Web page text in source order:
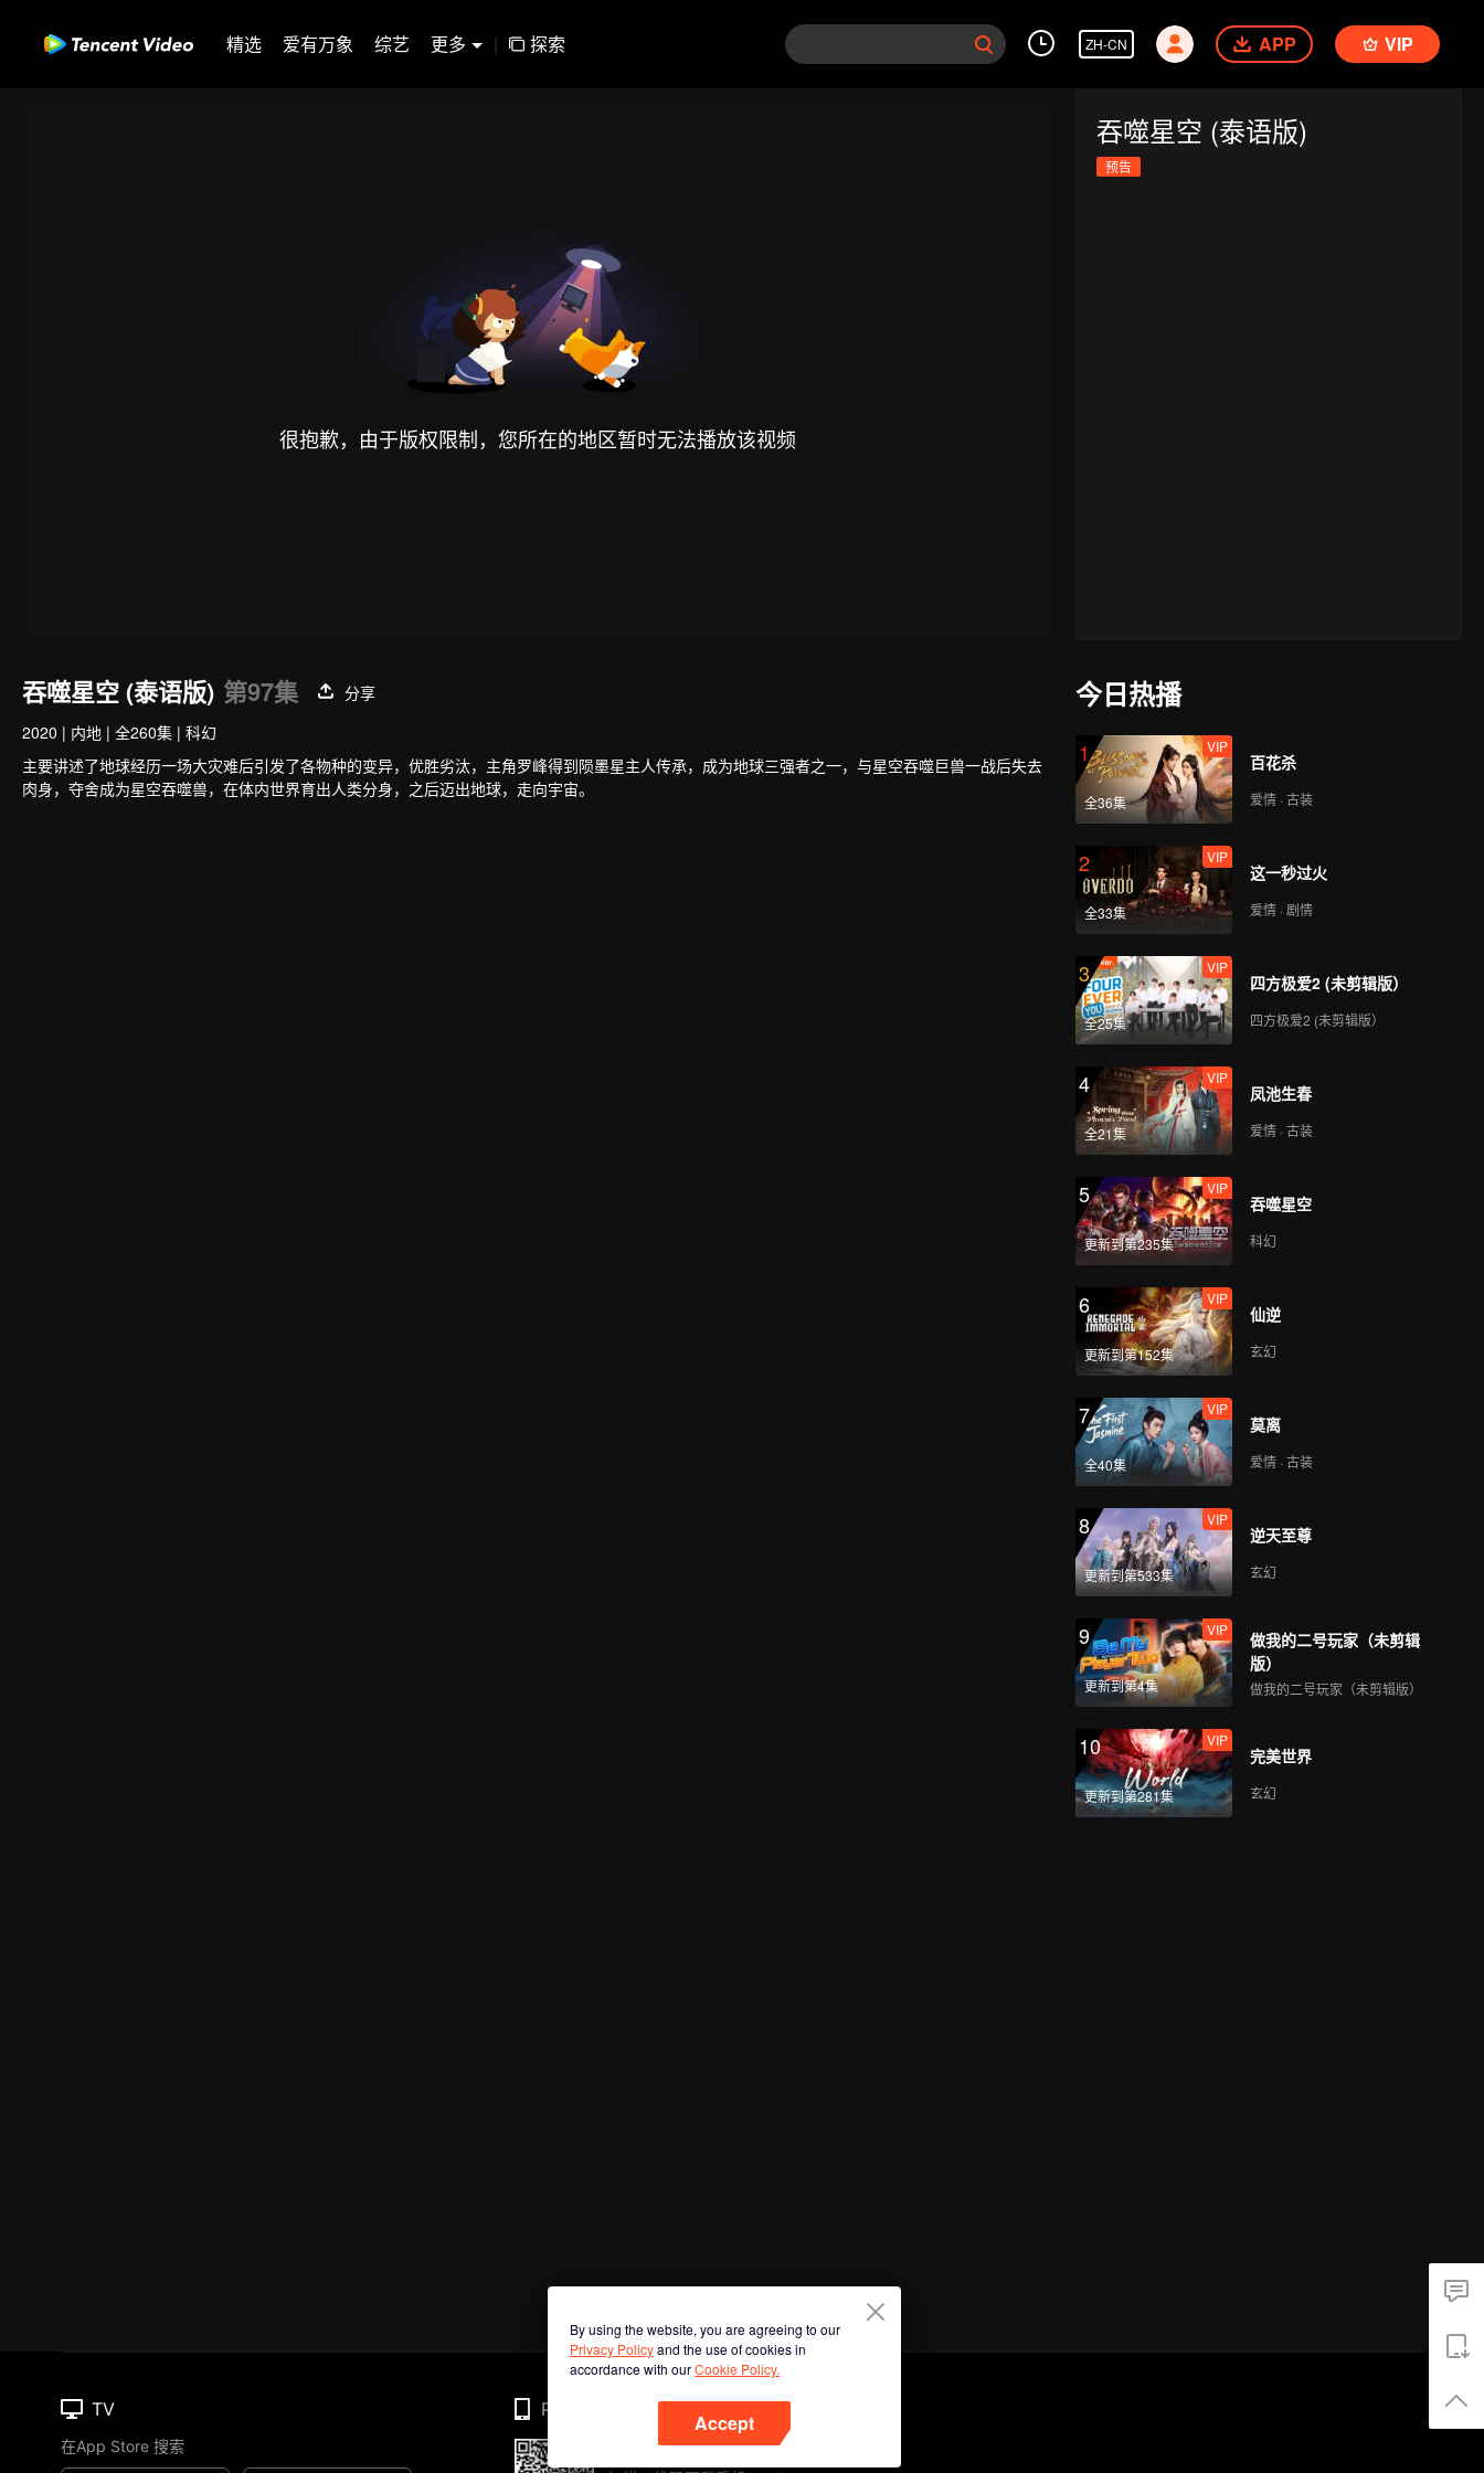
精选 爱有万象 综艺 更多 | 探索 ZH-CN APP VIP
很抱歉，由于版权限制，您所在的地区暂时无法播放该视频
吞噬星空 (泰语版)
预告
吞噬星空 (泰语版) 第97集
分享
2020 | 内地 | 全260集 | 科幻
主要讲述了地球经历一场大灾难后引发了各物种的变异，优胜劣汰，主角罗峰得到陨墨星主人传承，成为地球三强者之一，与星空吞噬巨兽一战后失去
肉身，夺舍成为星空吞噬兽，在体内世界育出人类分身，之后迈出地球，走向宇宙。
今日热播
1
全36集
VIP
百花杀
爱情 · 古装
2
全33集
VIP
这一秒过火
爱情 · 剧情
3
全25集
VIP
四方极爱2 (未剪辑版）
四方极爱2 (未剪辑版）
4
全21集
VIP
凤池生春
爱情 · 古装
5
更新到第235集
VIP
吞噬星空
科幻
6
更新到第152集
VIP
仙逆
玄幻
7
全40集
VIP
莫离
爱情 · 古装
8
更新到第533集
VIP
逆天至尊
玄幻
9
更新到第4集
VIP
做我的二号玩家（未剪辑
版）
做我的二号玩家（未剪辑版）
10
更新到第281集
VIP
完美世界
玄幻
By using the website, you are agreeing to our
Privacy Policyand the use of cookies in
accordance with ourCookie Policy.
Accept
TV
在App Store 搜索
Phone